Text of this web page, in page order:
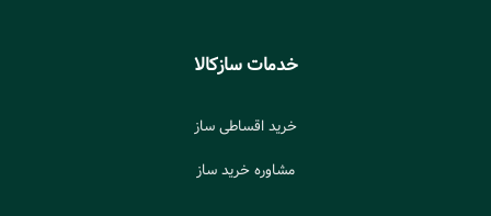
خدمات سازکالا
خرید اقساطی ساز
مشاوره خرید ساز